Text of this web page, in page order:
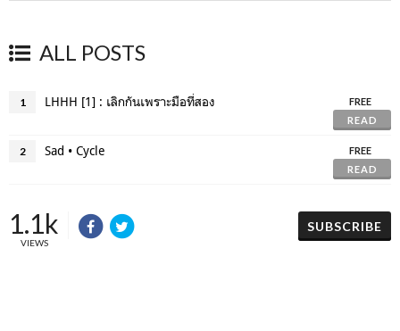
ALL POSTS
1 LHHH [1] : เลิกกันเพราะมือที่สอง
FREE
READ
2 Sad • Cycle
FREE
READ
1.1k
VIEWS
SUBSCRIBE